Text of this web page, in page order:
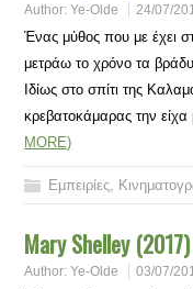
Author:Ye-Olde 24/07/
Ένας μύθος που με έχει
μετράω το χρόνο τα
Ιδίως στο σπίτι της
κρεβατοκάμαρας την
MORE)
Εμπειρίες,
Mary Shelley (2017)
Author:Ye-Olde 03/07/